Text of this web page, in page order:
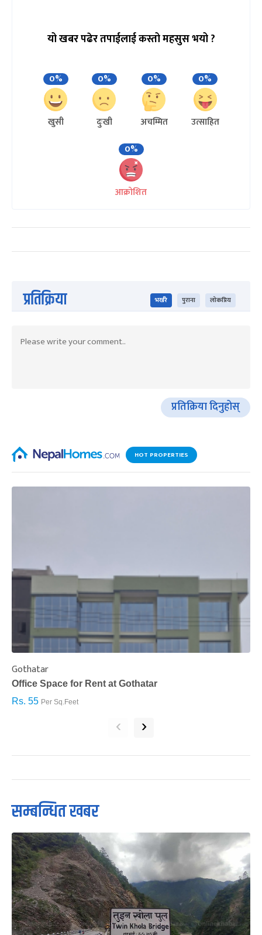
यो खबर पढेर तपाईलाई कस्तो महसुस भयो ?
0%
खुसी
0%
दुःखी
0%
अचम्मित
0%
उत्साहित
0%
आक्रोशित
प्रतिक्रिया भर्खरै पुराना लोकप्रिय
प्रतिक्रिया दिनुहोस्
HOT PROPERTIES
Gothatar
Office Space for Rent at Gothatar
Rs. 55 Per Sq.Feet
‹ ›
सम्बन्धित खबर